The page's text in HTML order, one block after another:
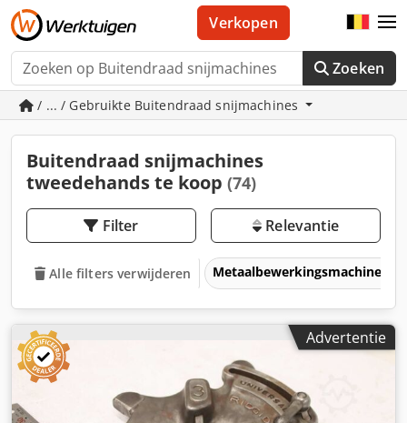
Zoeken
Verkopen
/ ... / Gebruikte Buitendraad snijmachines
Buitendraad snijmachines
tweedehands te koop (74)
Filter Relevantie
Alle filters verwijderen Metaalbewerkingsmachines
Advertentie